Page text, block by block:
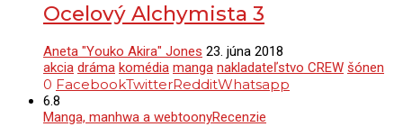
Ocelový Alchymista 3
Aneta "Youko Akira" Jones 23. júna 2018
akcia dráma komédia manga nakladateľstvo CREW šónen
0 FacebookTwitterRedditWhatsapp
6.8
Manga, manhwa a webtoonyRecenzie